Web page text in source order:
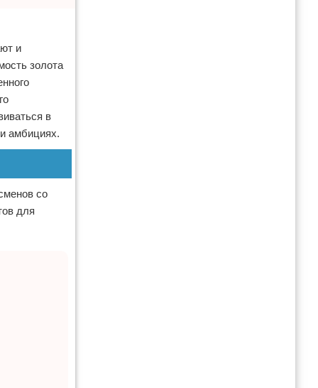
и
золота
в
амбициях.
со
для